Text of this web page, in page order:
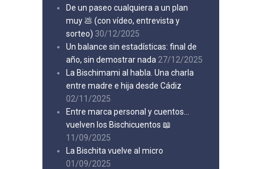
De un paseo cualquiera a un plan
muy 💩 (con vídeo, entrevista y
sorteo) 30/12/2025
Un balance sin estadísticas: final de
año, sin demostrar nada 27/12/2025
La Bischimami al habla. Una charla
entre madre e hija desde Cádiz
02/11/2025
Entre marca personal y cuentos…
vuelven los Bischicuentos 📖
11/09/2025
La Bischita vuelve al micro
01/09/2025